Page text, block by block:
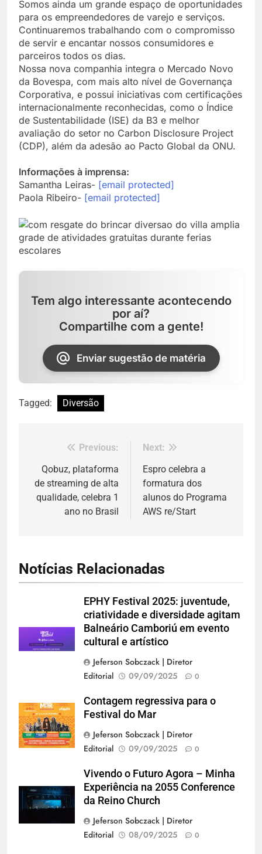
Somos ainda um grande espaço de oportunidades
para os empreendedores de varejo e serviços.
Continuaremos trabalhando com o compromisso
de servir e encantar nossos consumidores e
parceiros todos os dias.
Nossa nova companhia integra o Mercado Novo
da Bovespa, com mais alto nível de Governança
Corporativa, e possui iniciativas com certificações
internacionalmente reconhecidas, como o Índice
de Sustentabilidade (ISE) da B3 e melhor
avaliação do setor no Carbon Disclosure Project
(CDP), além da adesão ao Pacto Global da ONU.
Informações à imprensa:
Samantha Leiras- [email protected]
Paola Ribeiro- [email protected]
Tem algo interessante acontecendo
por aí?
Compartilhe com a gente!
Enviar sugestão de matéria
Tagged: Diversão
Navegação
de
Post
Previous:
Qobuz, plataforma
de streaming de alta
qualidade, celebra 1
ano no Brasil
Next:
Espro celebra a
formatura dos
alunos do Programa
AWS re/Start
Notícias Relacionadas
EPHY Festival 2025: juventude,
criatividade e diversidade agitam
Balneário Camboriú em evento
cultural e artístico
Jeferson Sobczack | Diretor
Editorial
09/09/2025 0
Contagem regressiva para o
Festival do Mar
Jeferson Sobczack | Diretor
Editorial
09/09/2025 0
Vivendo o Futuro Agora – Minha
Experiência na 2055 Conference
da Reino Church
Jeferson Sobczack | Diretor
Editorial
08/09/2025 0